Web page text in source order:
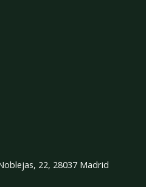
22, 28037 Madrid